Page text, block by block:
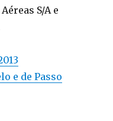
S/A e
e de Passo